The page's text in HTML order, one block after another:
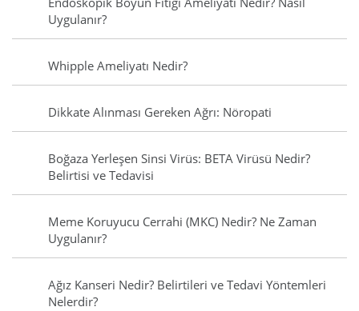
Uygulanır?
Whipple Ameliyatı Nedir?
Dikkate Alınması Gereken Ağrı: Nöropati
Boğaza Yerleşen Sinsi Virüs: BETA Virüsü Nedir?
Belirtisi ve Tedavisi
Meme Koruyucu Cerrahi (MKC) Nedir? Ne Zaman
Uygulanır?
Ağız Kanseri Nedir? Belirtileri ve Tedavi Yöntemleri
Nelerdir?